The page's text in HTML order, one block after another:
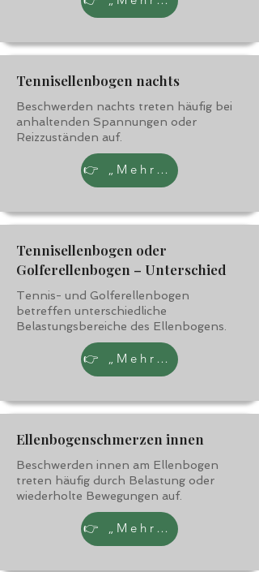
Tennisellenbogen nachts
Beschwerden nachts treten häufig bei
anhaltenden Spannungen oder
Reizzuständen auf.
👉 „Mehr erfahren“
Tennisellenbogen oder
Golferellenbogen – Unterschied
Tennis- und Golferellenbogen
betreffen unterschiedliche
Belastungsbereiche des Ellenbogens.
👉 „Mehr erfahren“
Ellenbogenschmerzen innen
Beschwerden innen am Ellenbogen
treten häufig durch Belastung oder
wiederholte Bewegungen auf.
👉 „Mehr erfahren“